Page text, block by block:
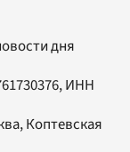
дня
ИНН
Коптевская